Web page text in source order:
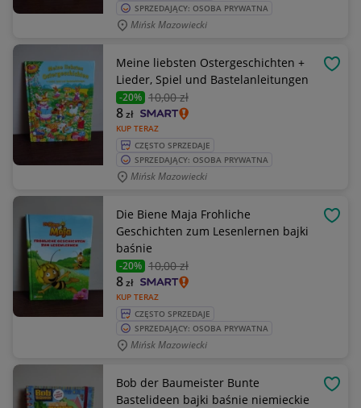
SPRZEDAJĄCY: OSOBA PRYWATNA
Mińsk Mazowiecki
Meine liebsten Ostergeschichten +
Lieder, Spiel und Bastelanleitungen
-20% 10,00 zł
KUP TERAZ
8zł
CZĘSTO SPRZEDAJE
SPRZEDAJĄCY: OSOBA PRYWATNA
Mińsk Mazowiecki
Die Biene Maja Frohliche
Geschichten zum Lesenlernen bajki
baśnie
-20% 10,00 zł
KUP TERAZ
8zł
CZĘSTO SPRZEDAJE
SPRZEDAJĄCY: OSOBA PRYWATNA
Mińsk Mazowiecki
Bob der Baumeister Bunte
Bastelideen bajki baśnie niemieckie